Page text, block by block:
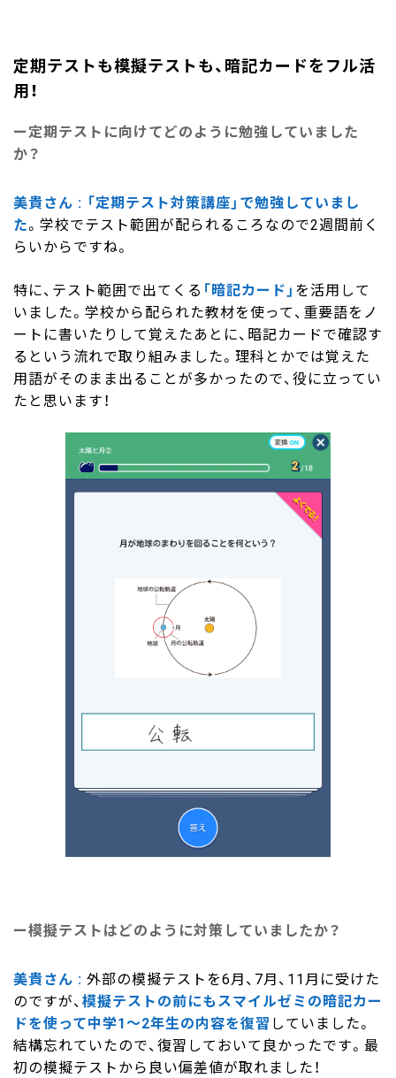
定期テストも模擬テストも、暗記カードをフル活
用！
定期テストに向けてどのように勉強していました
か？
美貴さん
「定期テスト対策講座」で勉強していまし
た。学校でテスト範囲が配られるころなので2週間前く
らいからですね。
特に、テスト範囲で出てくる 「暗記カード」 を活用して
いました。学校から配られた教材を使って、重要語をノ
ートに書いたりして覚えたあとに、暗記カードで確認す
るという流れで取り組みました。理科とかでは覚えた
用語がそのまま出ることが多かったので、役に立ってい
たと思います！
模擬テストはどのように対策していましたか？
美貴さん
外部の模擬テストを6月、7月、11月に受けた
のですが、 模擬テストの前にもスマイルゼミの暗記カー
ドを使って中学1～2年生の内容を復習 していました。
結構忘れていたので、復習しておいて良かったです。最
初の模擬テストから良い偏差値が取れました！